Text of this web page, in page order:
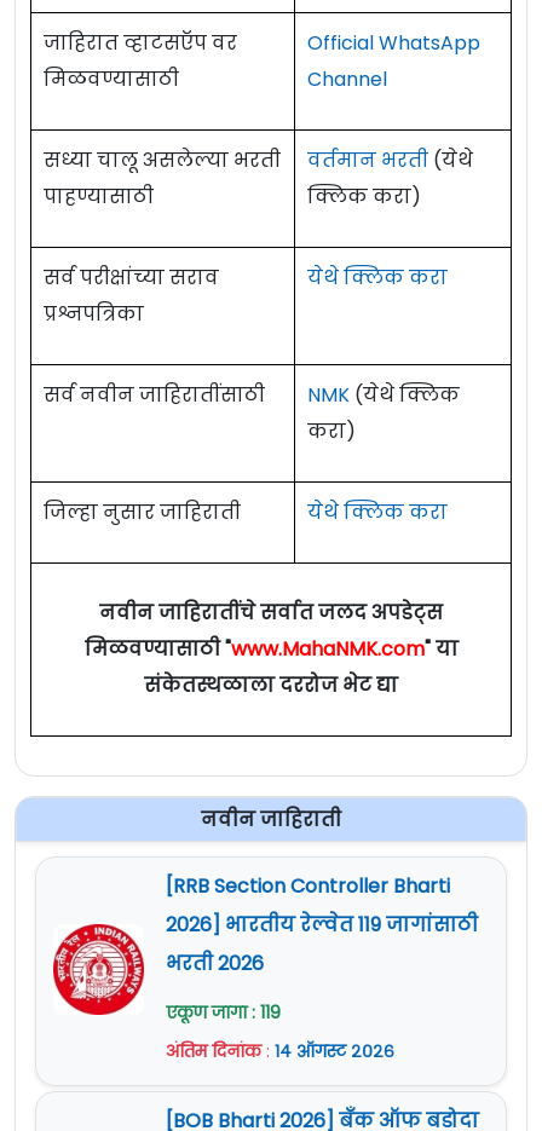
जाहिरात व्हाटसऍप वर
मिळवण्यासाठी
Official WhatsApp
Channel
सध्या चालू असलेल्या भरती
पाहण्यासाठी
वर्तमान भरती (येथे
क्लिक करा)
सर्व परीक्षांच्या सराव
प्रश्नपत्रिका
येथे क्लिक करा
सर्व नवीन जाहिरातींसाठी NMK (येथे क्लिक
करा)
जिल्हा नुसार जाहिराती येथे क्लिक करा
नवीन जाहिरातींचे सर्वात जलद अपडेट्स
मिळवण्यासाठी "www.MahaNMK.com" या
संकेतस्थळाला दररोज भेट द्या
नवीन जाहिराती
[RRB Section Controller Bharti
2026] भारतीय रेल्वेत 119 जागांसाठी
भरती 2026
एकूण जागा : 119
अंतिम दिनांक: १४ ऑगस्ट २०२६
[BOB Bharti 2026] बँक ऑफ बडोदा